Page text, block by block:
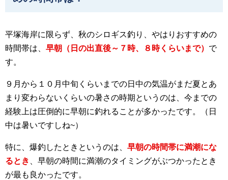
平塚海岸に限らず、秋のシロギス釣り、やはりおすすめの
時間帯は、 早朝（日の出直後～７時、８時くらいまで） で
す。
９月から１０月中旬くらいまでの日中の気温がまだ夏とあ
まり変わらないくらいの暑さの時期というのは、今までの
経験上は圧倒的に早朝に釣れることが多かったです。（日
中は暑いですしね~）
特に、爆釣したときというのは、 早朝の時間帯に満潮にな
るとき
、早朝の時間に満潮のタイミングがぶつかったとき
が最も良かったです。